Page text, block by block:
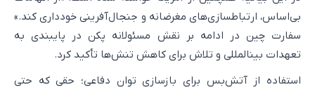
بی‌اساس، ارتباطسازی‌های مغرضانه و جنجال‌آفرینی خودداری کند.»
سفارت چین در ادامه بر نقش مسئولانه پکن در پایبندی به
تعهدات بینالمللی و تلاش برای کاهش تنش‌ها تأکید کرد.
استفاده از آتش‌بس برای بازسازی توان دفاعی؛ حقی که حتی